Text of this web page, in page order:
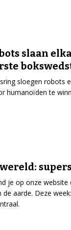
slaan
sloegen robots
humanoïden te
je op onze
de aarde. Deze